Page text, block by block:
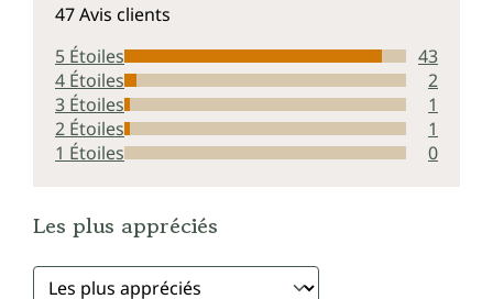
47 Avis clients
5 Étoiles
43
4 Étoiles
2
3 Étoiles
1
2 Étoiles
1
1 Étoiles
0
Les plus appréciés